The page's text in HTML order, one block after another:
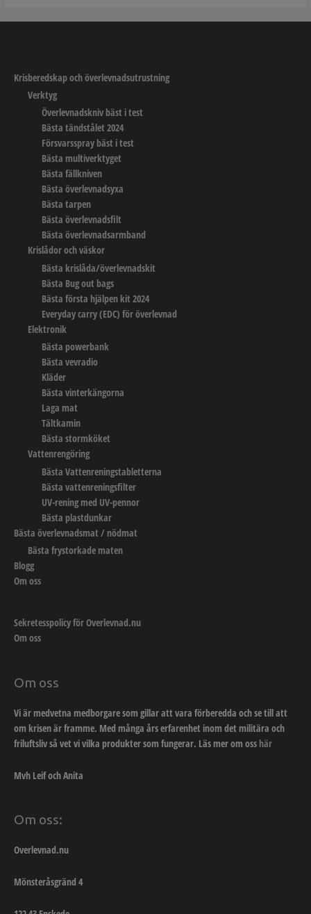
Krisberedskap och överlevnadsutrustning
Verktyg
Överlevnadskniv bäst i test
Bästa tändstålet 2024
Försvarsspray bäst i test
Bästa multiverktyget
Bästa fällkniven
Bästa överlevnadsyxa
Bästa tarpen
Bästa överlevnadsfilt
Bästa överlevnadsarmband
Krislådor och väskor
Bästa krislåda/överlevnadskit
Bästa Bug out bags
Bästa första hjälpen kit 2024
Everyday carry (EDC) för överlevnad
Elektronik
Bästa powerbank
Bästa vevradio
Kläder
Bästa vinterkängorna
Laga mat
Tältkamin
Bästa stormköket
Vattenrengöring
Bästa Vattenreningstabletterna
Bästa vattenreningsfilter
UV-rening med UV-pennor
Bästa plastdunkar
Bästa överlevnadsmat / nödmat
Bästa frystorkade maten
Blogg
Om oss
Sekretesspolicy för Overlevnad.nu
Om oss
Om oss
Vi är medvetna medborgare som gillar att vara förberedda och se till att
om krisen är framme. Med många års erfarenhet inom det militära och
friluftsliv så vet vi vilka produkter som fungerar. Läs mer om oss här
Mvh Leif och Anita
Om oss:
Overlevnad.nu
Mönsteråsgränd 4